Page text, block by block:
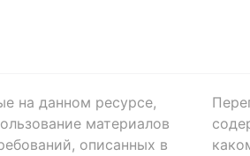
на данном ресурсе,
материалов
описанных в